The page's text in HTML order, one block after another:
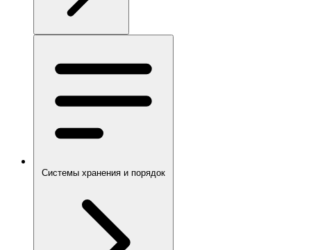
Системы хранения и порядок